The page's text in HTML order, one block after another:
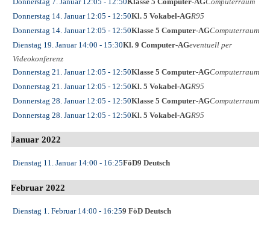
Donnerstag 14. Januar12:05 - 12:50Kl. 5 Vokabel-AGR95
Donnerstag 14. Januar12:05 - 12:50Klasse 5 Computer-AGComputerraum
Dienstag 19. Januar14:00 - 15:30Kl. 9 Computer-AGeventuell per
Videokonferenz
Donnerstag 21. Januar12:05 - 12:50Klasse 5 Computer-AGComputerraum
Donnerstag 21. Januar12:05 - 12:50Kl. 5 Vokabel-AGR95
Donnerstag 28. Januar12:05 - 12:50Klasse 5 Computer-AGComputerraum
Donnerstag 28. Januar12:05 - 12:50Kl. 5 Vokabel-AGR95
Januar 2022
Dienstag 11. Januar14:00 - 16:25FöD9 Deutsch
Februar 2022
Dienstag 1. Februar14:00 - 16:259 FöD Deutsch